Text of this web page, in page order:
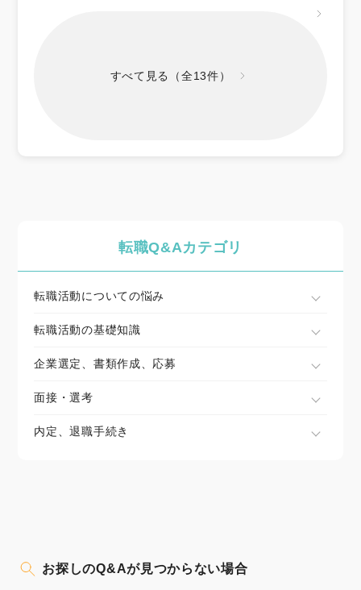
すべて見る（全13件）
転職Q&Aカテゴリ
転職活動についての悩み
転職活動の基礎知識
企業選定、書類作成、応募
面接・選考
内定、退職手続き
お探しのQ&Aが見つからない場合